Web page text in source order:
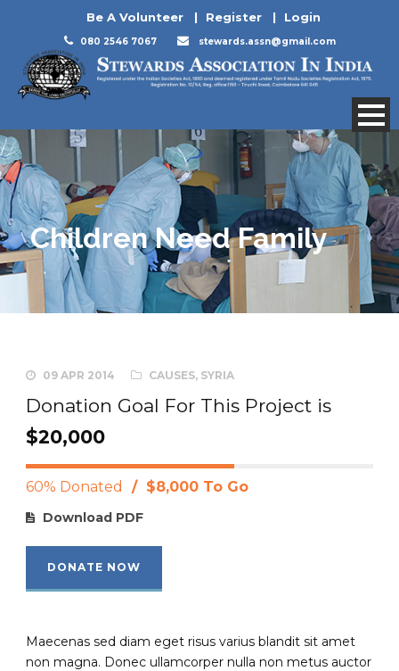
Be A Volunteer | Register | Login
080 2546 7067 stewards.assn@gmail.com
Children Need Family
09 APR 2014 CAUSES, SYRIA
Donation Goal For This Project is
$20,000
60% Donated / $8,000 To Go
Download PDF
DONATE NOW
Maecenas sed diam eget risus varius blandit sit amet
non magna. Donec ullamcorper nulla non metus auctor